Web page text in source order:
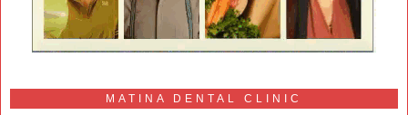
MATINA DENTAL CLINIC